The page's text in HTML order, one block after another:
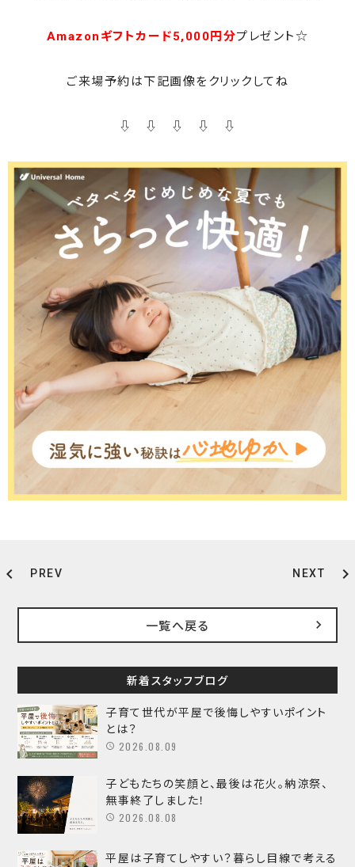
Amazonギフトカード5,000円分プレゼント☆
ご来場予約は下記画像をクリックしてね
⇩ ⇩ ⇩ ⇩ ⇩
chevron_left PREV NEXT chevron_right
一覧へ戻る
新着スタッフブログ
子育て世代が平屋で後悔しやすいポイント
とは？
2026.08.09
子どもたちの笑顔と、最後は花火。納涼祭、
無事終了しました！
2026.08.08
平屋は子育てしやすい？暮らし目線で考える